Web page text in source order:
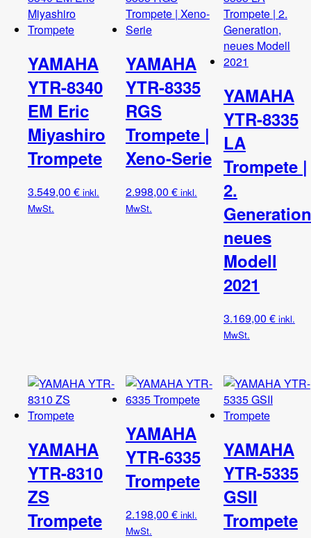
YAMAHA
YTR-8340
EM Eric
Miyashiro
Trompete
3.549,00 € inkl.
MwSt.
YAMAHA
YTR-8335
RGS
Trompete |
Xeno-Serie
2.998,00 € inkl.
MwSt.
YAMAHA
YTR-8335
LA
Trompete |
2.
neues
Modell
2021
3.169,00 € inkl.
MwSt.
YAMAHA
YTR-8310
ZS
Trompete
YAMAHA
YTR-6335
Trompete
2.198,00 € inkl.
MwSt.
YAMAHA
YTR-5335
GSII
Trompete